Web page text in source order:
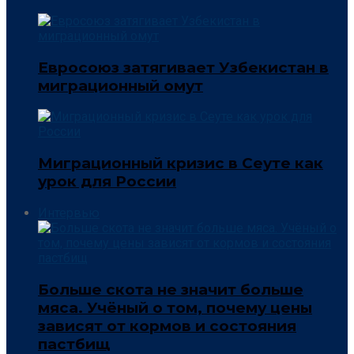
Евросоюз затягивает Узбекистан в
миграционный омут
Миграционный кризис в Сеуте как
урок для России
Больше скота не значит больше
мяса. Учёный о том, почему цены
зависят от кормов и состояния
пастбищ